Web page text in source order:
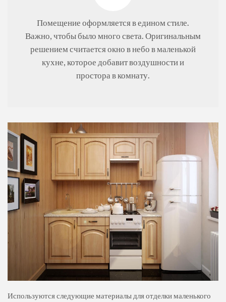
Помещение оформляется в едином стиле.
Важно, чтобы было много света. Оригинальным
решением считается окно в небо в маленькой
кухне, которое добавит воздушности и
простора в комнату.
Используются следующие материалы для отделки маленького